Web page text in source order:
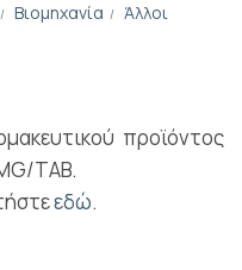
Βιομηχανία
Άλλοι
προϊόντος
TAB.
εδώ.